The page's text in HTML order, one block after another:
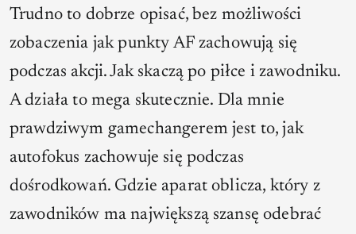
Trudno to dobrze opisać, bez możliwości
zobaczenia jak punkty AF zachowują się
podczas akcji. Jak skaczą po piłce i zawodniku.
A działa to mega skutecznie. Dla mnie
prawdziwym gamechangerem jest to, jak
autofokus zachowuje się podczas
dośrodkowań. Gdzie aparat oblicza, który z
zawodników ma największą szansę odebrać